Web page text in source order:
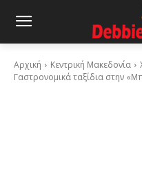
Αρχική Κεντρική Μακεδονία
Γαστρονομικά ταξίδια στην